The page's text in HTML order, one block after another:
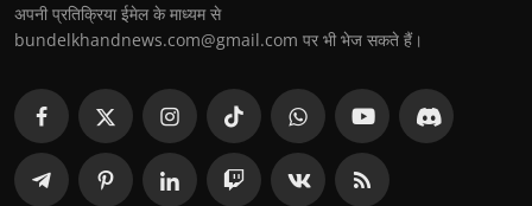
अपनी प्रतिक्रिया ईमेल के माध्यम से
bundelkhandnews.com@gmail.com पर भी भेज सकते हैं।